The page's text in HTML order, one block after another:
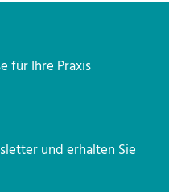
für Ihre Praxis
und erhalten Sie